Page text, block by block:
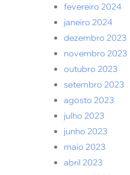
fevereiro 2024
janeiro 2024
dezembro 2023
novembro 2023
outubro 2023
setembro 2023
agosto 2023
julho 2023
junho 2023
maio 2023
abril 2023